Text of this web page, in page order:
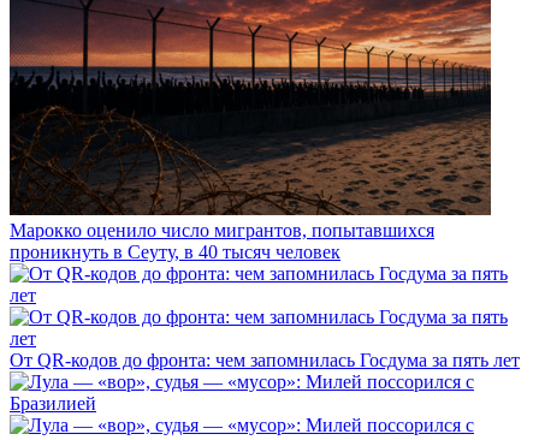
Марокко оценило число мигрантов, попытавшихся
проникнуть в Сеуту, в 40 тысяч человек
От QR-кодов до фронта: чем запомнилась Госдума за пять лет